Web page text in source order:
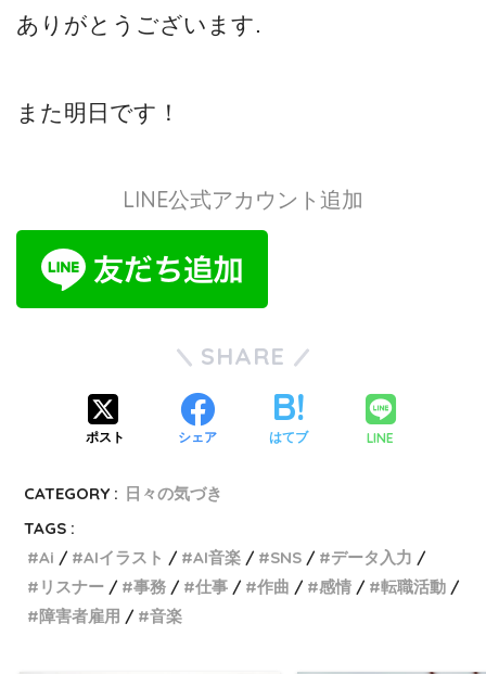
ありがとうございます.
また明日です！
LINE公式アカウント追加
SHARE
ポスト シェア はてブ LINE
CATEGORY : 日々の気づき
TAGS :
Ai
AIイラスト AI音楽 SNS
データ入力
リスナー
事務 仕事 作曲 感情
転職活動
障害者雇用
音楽